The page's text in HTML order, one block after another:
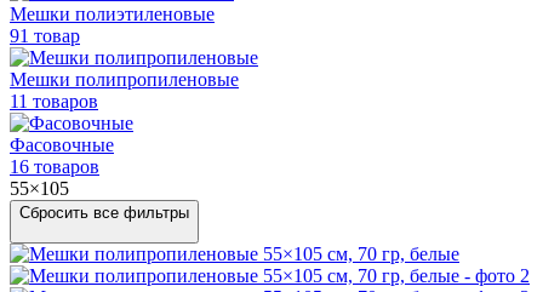
Мешки полиэтиленовые
91 товар
Мешки полипропиленовые
11 товаров
Фасовочные
16 товаров
55×105
Сбросить все фильтры